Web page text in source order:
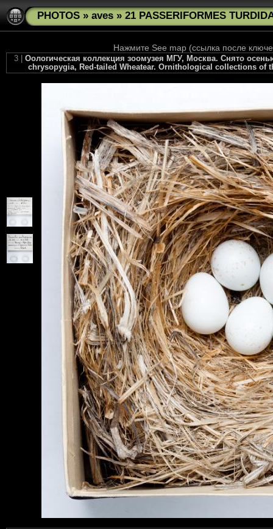
PHOTOS » aves » 21 PASSERIFORMES
Нажмите See map (ссылка после
3 | Оологическая коллекция зоомузея МГУ, Москва. Снято
chrysopygia, Red-tailed Wheatear. Ornithological collections